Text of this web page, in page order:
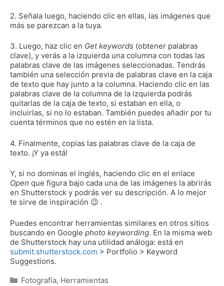
2. Señala luego, haciendo clic en ellas, las imágenes que
más se parezcan a la tuya.
3. Luego, haz clic en Get keywords (obtener palabras
clave), y verás a la izquierda una columna con todas las
palabras clave de las imágenes seleccionadas. Tendrás
también una selección previa de palabras clave en la caja
de texto que hay junto a la columna. Haciendo clic en las
palabras clave de la columna de la izquierda podrás
quitarlas de la caja de texto, si estaban en ella, o
incluirlas, si no lo estaban. También puedes añadir por tu
cuenta términos que no estén en la lista.
4. Finalmente, copias las palabras clave de la caja de
texto. ¡Y ya está!
Y, si no dominas el inglés, haciendo clic en el enlace
Open que figura bajo cada una de las imágenes la abrirás
en Shutterstock y podrás ver su descripción. A lo mejor
te sirve de inspiración 😉 .
Puedes encontrar herramientas similares en otros sitios
buscando en Google photo keywording. En la misma web
de Shutterstock hay una utilidad análoga: está en
submit.shutterstock.com > Portfolio > Keyword
Suggestions.
Categorías
Fotografía, Herramientas